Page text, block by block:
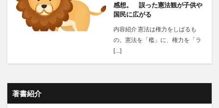
感想。 誤った憲法観が子供や
国民に広がる
内容紹介 憲法は権力をしばるも
の。憲法を「檻」に、権力を「ラ
[…]
著書紹介